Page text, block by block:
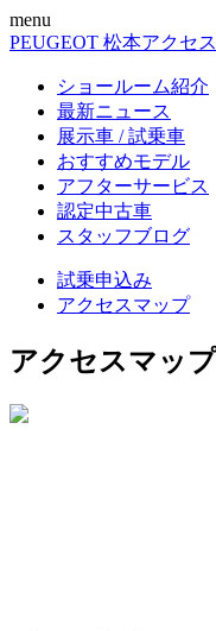
menu
PEUGEOT 松本アクセ
ショールーム紹介
最新ニュース
展示車 / 試乗車
おすすめモデル
アフターサービス
認定中古車
スタッフブログ
試乗申込み
アクセスマップ
アクセスマップ